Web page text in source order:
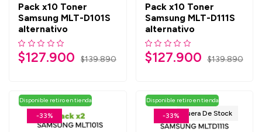
Pack x10 Toner
Samsung MLT-D101S
alternativo
$139.890
$127.900
Pack x10 Toner
Samsung MLT-D111S
alternativo
$139.890
$127.900
-33%
Disponible retiro en tienda
-33%
Disponible retiro en tienda
Fuera De Stock